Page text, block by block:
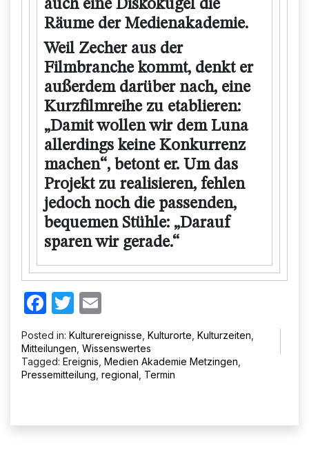
auch eine Diskokugel die
Räume der Medienakademie.
Weil Zecher aus der
Filmbranche kommt, denkt er
außerdem darüber nach, eine
Kurzfilmreihe zu etablieren:
„Damit wollen wir dem Luna
allerdings keine Konkurrenz
machen“, betont er. Um das
Projekt zu realisieren, fehlen
jedoch noch die passenden,
bequemen Stühle: „Darauf
sparen wir gerade.“
Facebook
Twitter
Posted in: Kulturereignisse Kulturorte Kulturzeiten
Mitteilungen Wissenswertes
Tagged: Ereignis Medien Akademie Metzingen
Pressemitteilung regional Termin